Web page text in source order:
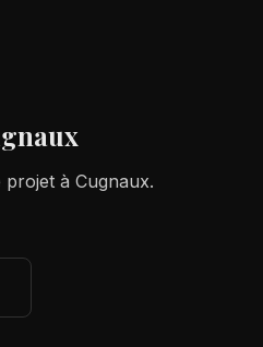
à Cugnaux.